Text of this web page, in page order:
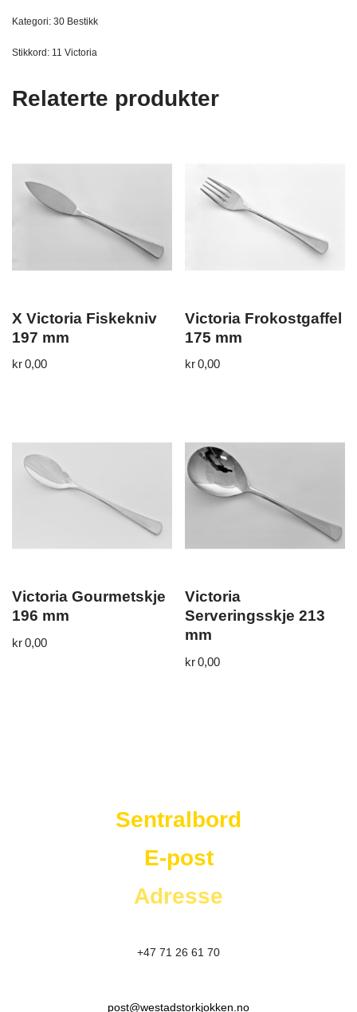
Kategori: 30 Bestikk
Stikkord: 11 Victoria
Relaterte produkter
X Victoria Fiskekniv
197 mm
kr0,00
Victoria Frokostgaffel
175 mm
kr0,00
Victoria Gourmetskje
196 mm
kr0,00
Victoria
Serveringsskje 213
mm
kr0,00
Sentralbord
E-post
Adresse
+47 71 26 61 70
post@westadstorkjokken.no